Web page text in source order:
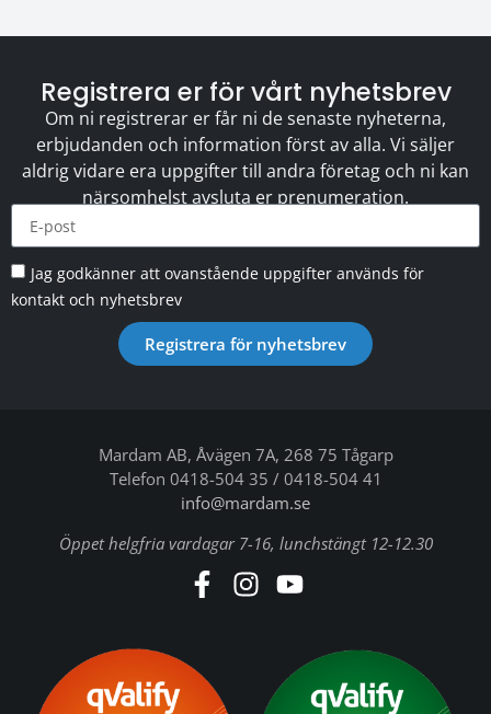
Registrera er för vårt nyhetsbrev
Om ni registrerar er får ni de senaste nyheterna,
erbjudanden och information först av alla. Vi säljer
aldrig vidare era uppgifter till andra företag och ni kan
närsomhelst avsluta er prenumeration.
Jag godkänner att ovanstående uppgifter används för
kontakt och nyhetsbrev
Registrera för nyhetsbrev
Mardam AB, Åvägen 7A, 268 75 Tågarp
Telefon 0418-504 35 / 0418-504 41
info@mardam.se
Öppet helgfria vardagar 7-16, lunchstängt 12-12.30